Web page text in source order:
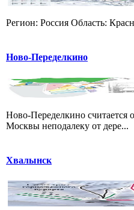
Регион: Россия Область:
Ново-Переделкино
Ново-Переделкино считается
Москвы неподалеку от дере...
Хвалынск